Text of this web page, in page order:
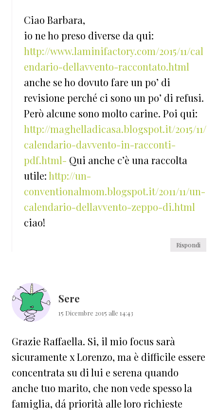
Ciao Barbara,
io ne ho preso diverse da qui:
http://www.laminifactory.com/2015/11/cal
endario-dellavvento-raccontato.html
anche se ho dovuto fare un po’ di
revisione perché ci sono un po’ di refusi.
Però alcune sono molto carine. Poi qui:
http://maghelladicasa.blogspot.it/2015/11/
calendario-davvento-in-racconti-
pdf.html- Qui anche c’è una raccolta
utile:http://un-
conventionalmom.blogspot.it/2011/11/un-
calendario-dellavvento-zeppo-di.html
ciao!
Rispondi
Sere
15 Dicembre 2015 alle 14:43
Grazie Raffaella. Si, il mio focus sarà
sicuramente x Lorenzo, ma è difficile essere
concentrata su di lui e serena quando
anche tuo marito, che non vede spesso la
famiglia, dá priorità alle loro richieste